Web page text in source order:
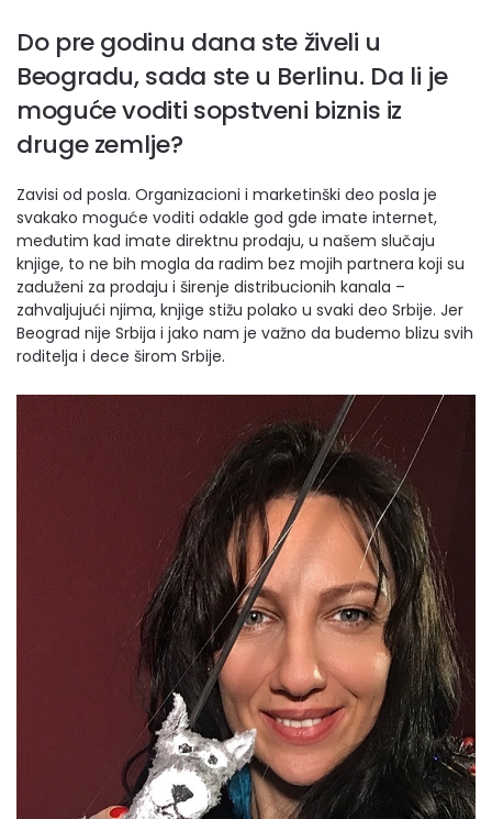
Do pre godinu dana ste živeli u
Beogradu, sada ste u Berlinu. Da li je
moguće voditi sopstveni biznis iz
druge zemlje?
Zavisi od posla. Organizacioni i marketinški deo posla je
svakako moguće voditi odakle god gde imate internet,
međutim kad imate direktnu prodaju, u našem slučaju
knjige, to ne bih mogla da radim bez mojih partnera koji su
zaduženi za prodaju i širenje distribucionih kanala –
zahvaljujući njima, knjige stižu polako u svaki deo Srbije. Jer
Beograd nije Srbija i jako nam je važno da budemo blizu svih
roditelja i dece širom Srbije.